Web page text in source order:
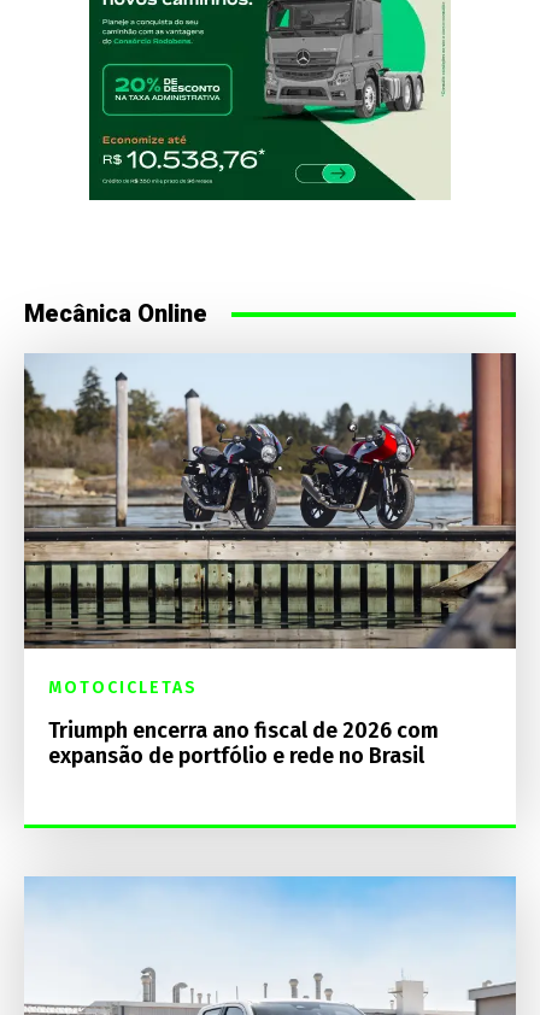
Mecânica Online
MOTOCICLETAS
Triumph encerra ano fiscal de 2026 com
expansão de portfólio e rede no Brasil